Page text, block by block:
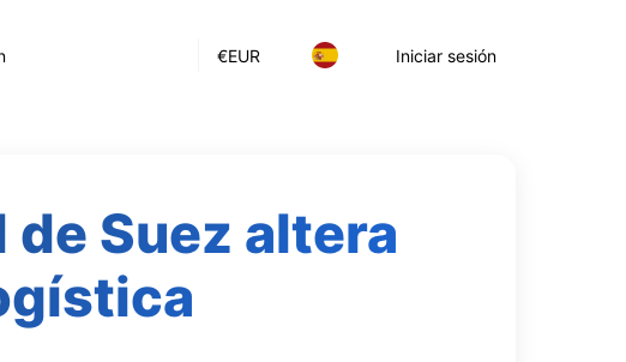
€EUR Iniciar sesión
Suez altera